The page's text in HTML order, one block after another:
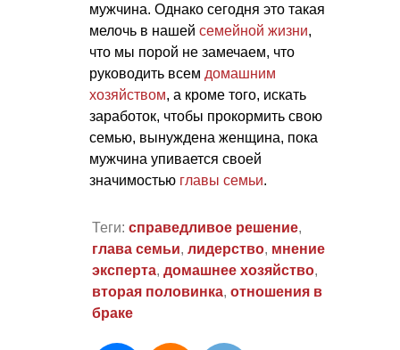
мужчина. Однако сегодня это такая
мелочь в нашей семейной жизни,
что мы порой не замечаем, что
руководить всем домашним
хозяйством, а кроме того, искать
заработок, чтобы прокормить свою
семью, вынуждена женщина, пока
мужчина упивается своей
значимостью главы семьи.
Теги: справедливое решение,
глава семьи, лидерство, мнение
эксперта, домашнее хозяйство,
вторая половинка, отношения в
браке